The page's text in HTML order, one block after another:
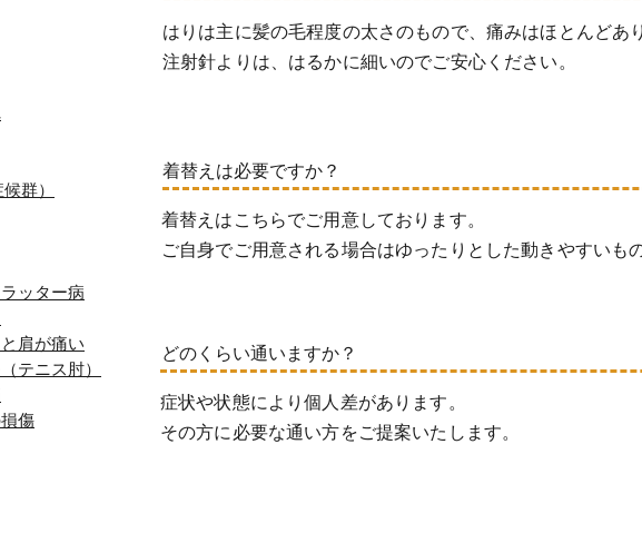
群）
ッター病
肩が痛い
テニス肘）
傷
はりは主に髪の毛程度の太さのもので、痛みはほとんどあ
注射針よりは、はるかに細いのでご安心ください。
着替えは必要ですか？
着替えはこちらでご用意しております。
ご自身でご用意される場合はゆったりとした動きやすいも
どのくらい通いますか？
症状や状態により個人差があります。
​その方に必要な通い方をご提案いたします。